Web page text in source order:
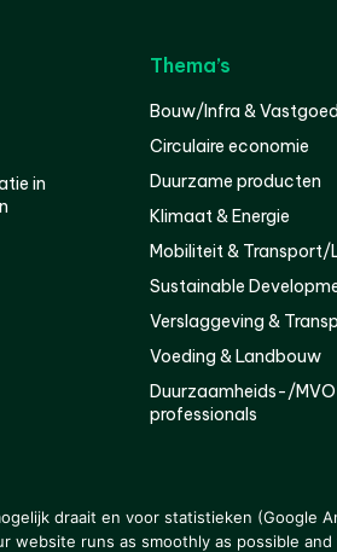
in
Thema’s
Bouw/Infra & Vastgoed
Circulaire economie
Duurzame producten
Klimaat & Energie
Mobiliteit & Transport/
Sustainable
Verslaggeving &
Voeding & Landbouw
Duurzaamheids-/
professionals
draait en voor statistieken (Google
runs as smoothly as possible